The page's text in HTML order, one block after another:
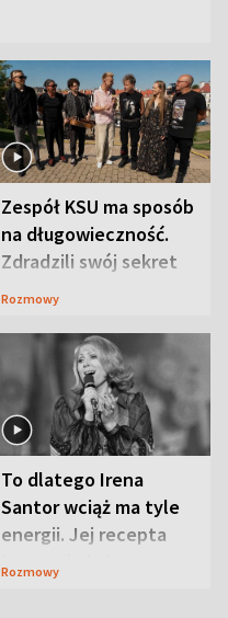
Zespół KSU ma sposób
na długowieczność.
Zdradzili swój sekret
Rozmowy
To dlatego Irena
Santor wciąż ma tyle
energii. Jej recepta
jest zaskakująco
Rozmowy